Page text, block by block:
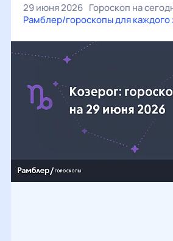
29 июня 2026 Гороскоп на
Рамблер/гороскопы для каждого